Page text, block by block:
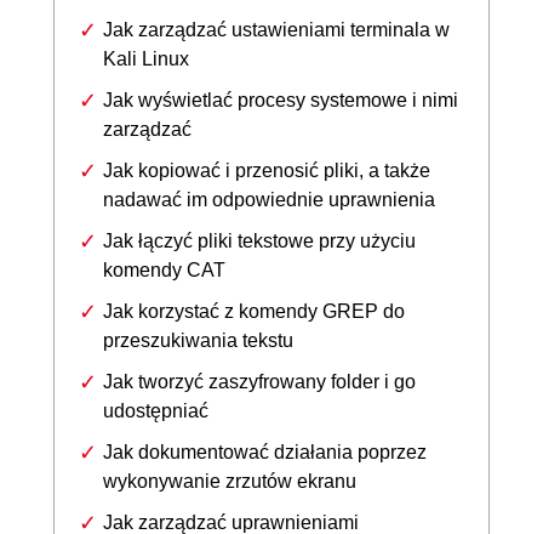
Jak zarządzać ustawieniami terminala w
Kali Linux
Jak wyświetlać procesy systemowe i nimi
zarządzać
Jak kopiować i przenosić pliki, a także
nadawać im odpowiednie uprawnienia
Jak łączyć pliki tekstowe przy użyciu
komendy CAT
Jak korzystać z komendy GREP do
przeszukiwania tekstu
Jak tworzyć zaszyfrowany folder i go
udostępniać
Jak dokumentować działania poprzez
wykonywanie zrzutów ekranu
Jak zarządzać uprawnieniami